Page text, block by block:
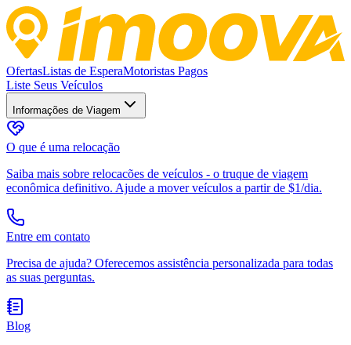
OfertasListas de EsperaMotoristas Pagos
Liste Seus Veículos
Informações de Viagem
O que é uma relocação
Saiba mais sobre relocacões de veículos - o truque de viagem
econômica definitivo. Ajude a mover veículos a partir de $1/dia.
Entre em contato
Precisa de ajuda? Oferecemos assistência personalizada para todas
as suas perguntas.
Blog